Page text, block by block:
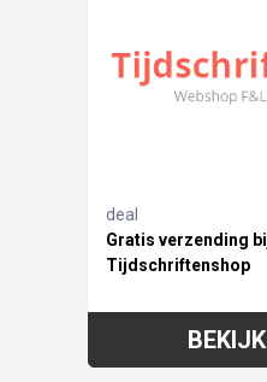
deal
Gratis verzending
Tijdschriftenshop